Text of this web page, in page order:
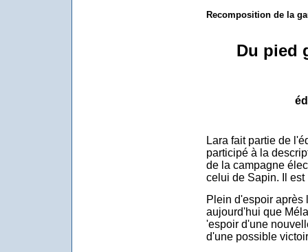
Recomposition de la
Du pied
Lara fait partie de
participé à la
de la campagne
celui de Sapin. Il
Plein d'espoir après
aujourd'hui que
'espoir d'une
d'une possible